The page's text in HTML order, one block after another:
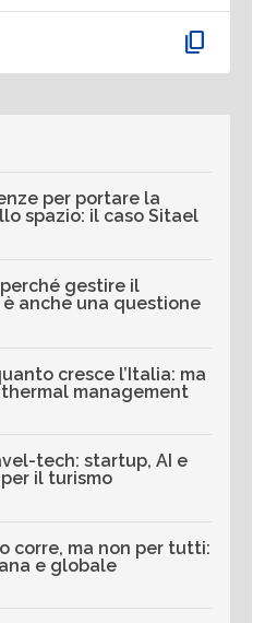
content_copy
per portare la
spazio: il caso Sitael
gestire il
anche una questione
cresce l’Italia: ma
management
tech: startup, AI e
il turismo
corre, ma non per tutti:
e globale